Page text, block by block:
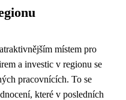
místem pro
a investic v regionu se
pracovnících. To se
které v posledních